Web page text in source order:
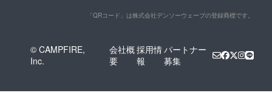
「QRコード」は株式会社デンソーウェーブの登録商標です。
© CAMPFIRE,
Inc.
会社概
要
採用情
報
パートナー
募集